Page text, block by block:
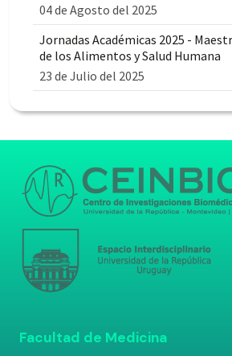
04 de Agosto del 2025
Jornadas Académicas 2025 -
de los Alimentos y Salud Humana
23 de Julio del 2025
Facultad de Medicina